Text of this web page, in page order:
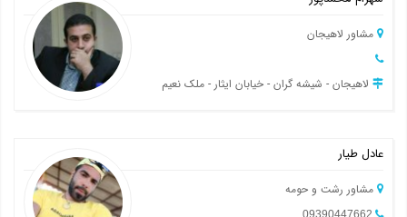
مشاور لاهیجان
لاهیجان - شیشه گران - خیابان ایثار - ملک نعیم
عادل طیار
مشاور رشت و حومه